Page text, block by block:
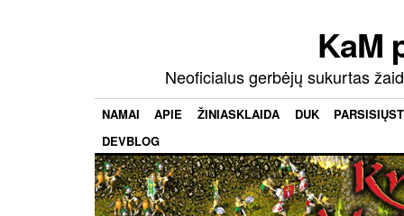
KaM
Neoficialus gerbėjų sukurtas
NAMAI APIE ŽINIASKLAIDA DUK
DEVBLOG